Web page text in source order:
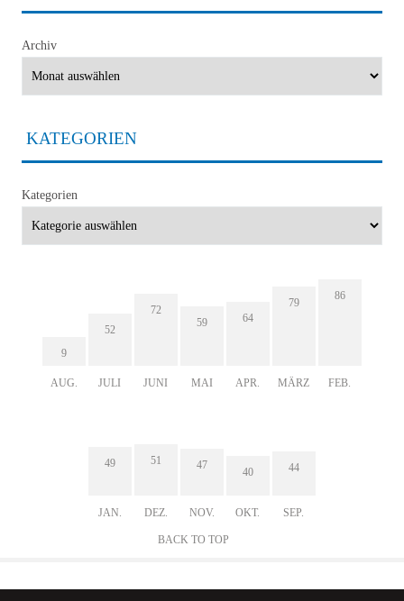
Archiv
KATEGORIEN
Kategorien
9
AUG.
52
JULI
72
JUNI
59
MAI
64
APR.
79
MÄRZ
86
FEB.
49
JAN.
51
DEZ.
47
NOV.
40
OKT.
44
SEP.
BACK TO TOP